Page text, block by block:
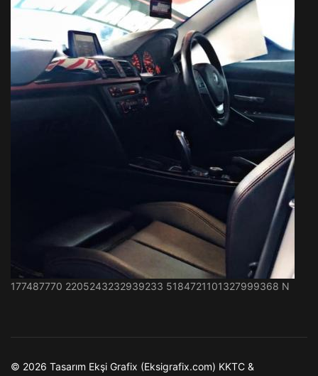
177487770 2205243232939233 5184721101327999368 N
© 2026 Tasarım Ekşi Grafix (Eksigrafix.com) KKTC &